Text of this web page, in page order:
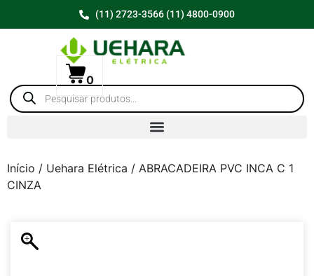
(11) 2723-3566 (11) 4800-0900
0
Início / Uehara Elétrica / ABRACADEIRA PVC INCA C 1
CINZA